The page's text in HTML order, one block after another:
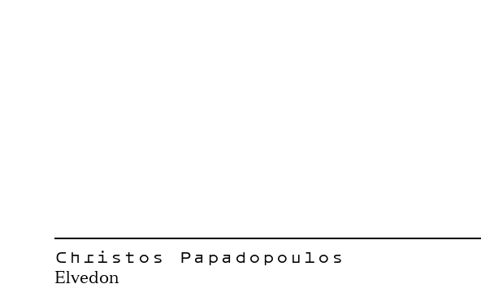
Christos Papadopoulos
Elvedon